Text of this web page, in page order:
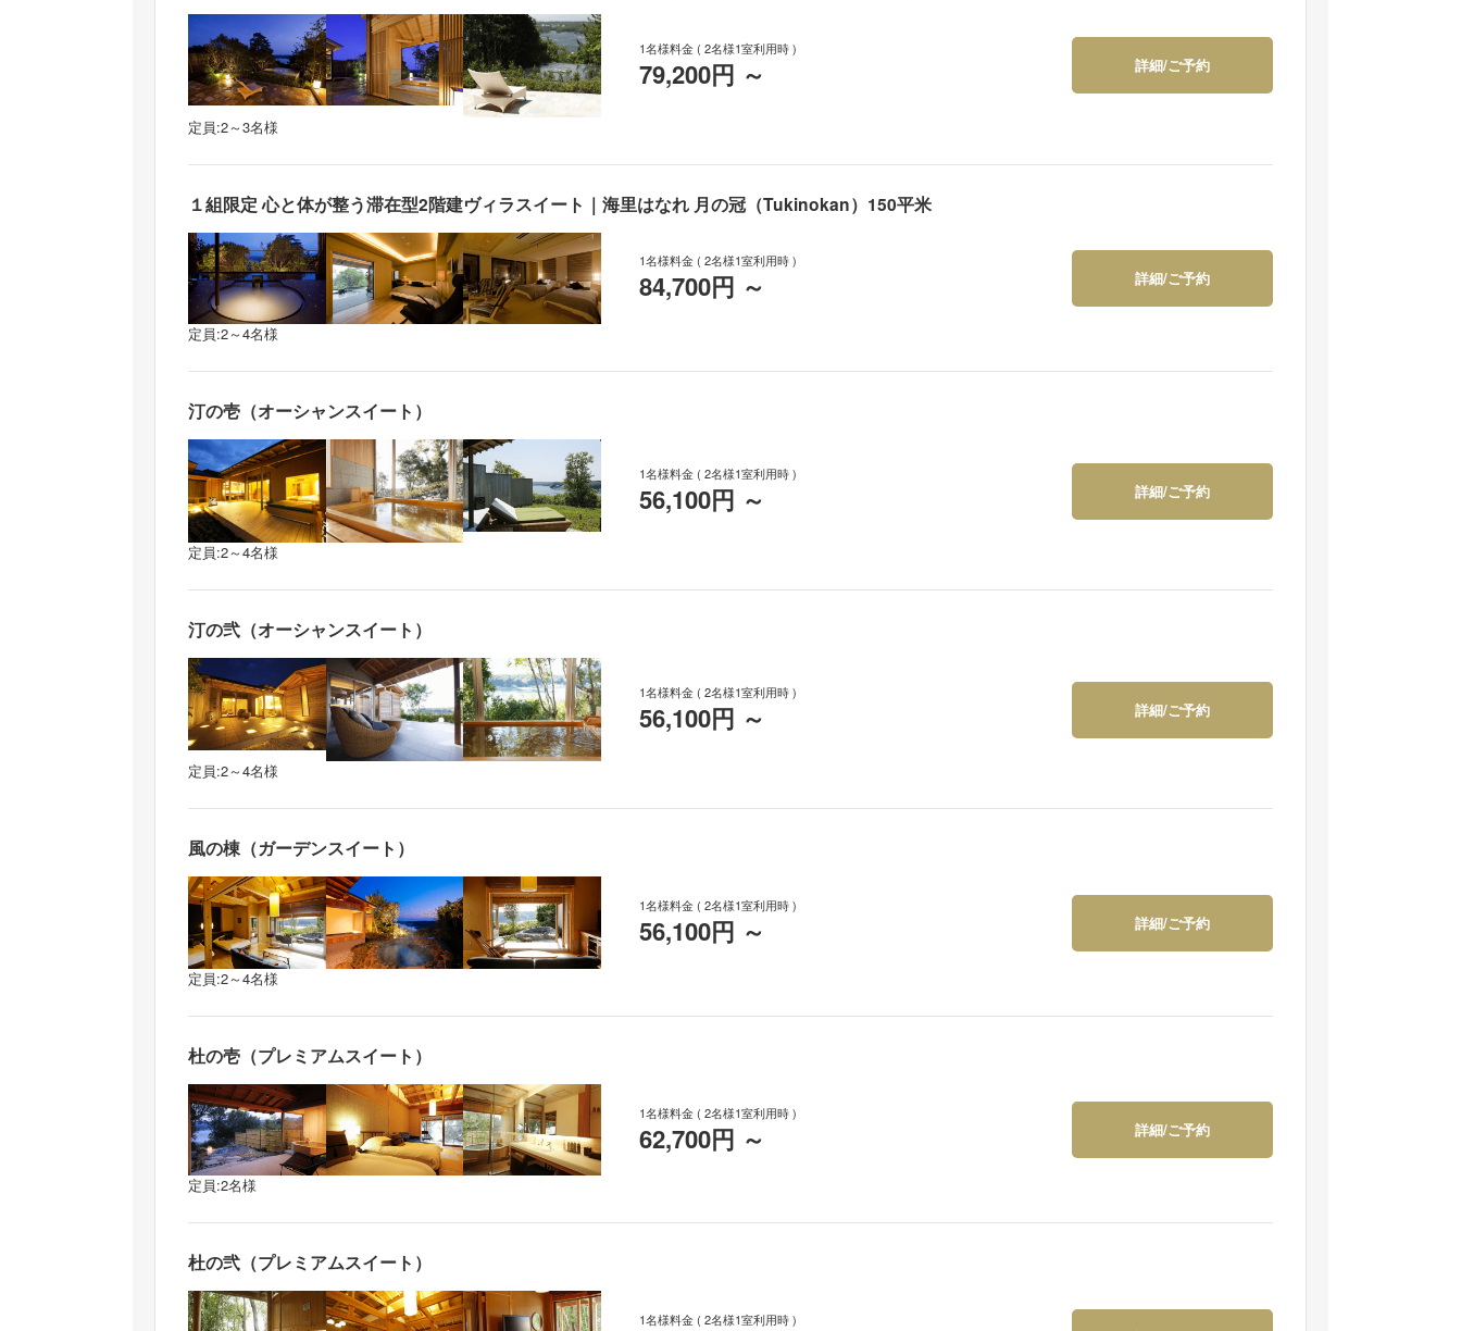
1名様料金 ( 2名様1室利用時 )
79,200円 ～ 詳細/ご予約
定員:2～3名様
１組限定 心と体が整う滞在型2階建ヴィラスイート｜海里はなれ 月の冠（Tukinokan）150平米
1名様料金 ( 2名様1室利用時 )
84,700円 ～ 詳細/ご予約
定員:2～4名様
汀の壱（オーシャンスイート）
1名様料金 ( 2名様1室利用時 )
56,100円 ～ 詳細/ご予約
定員:2～4名様
汀の弐（オーシャンスイート）
1名様料金 ( 2名様1室利用時 )
56,100円 ～ 詳細/ご予約
定員:2～4名様
風の棟（ガーデンスイート）
1名様料金 ( 2名様1室利用時 )
56,100円 ～ 詳細/ご予約
定員:2～4名様
杜の壱（プレミアムスイート）
1名様料金 ( 2名様1室利用時 )
62,700円 ～ 詳細/ご予約
定員:2名様
杜の弐（プレミアムスイート）
1名様料金 ( 2名様1室利用時 )